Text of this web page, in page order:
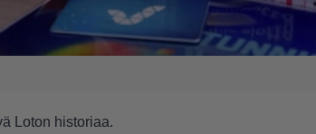
Loton historiaa.